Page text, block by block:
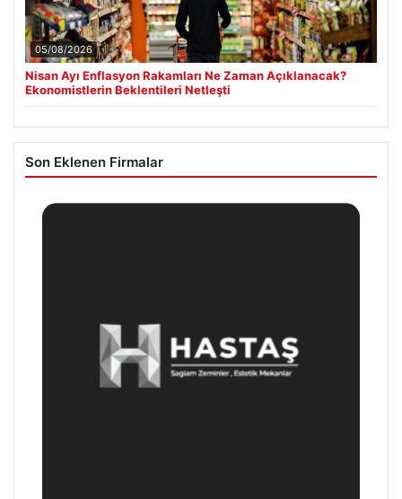
05/08/2026
Nisan Ayı Enflasyon Rakamları Ne Zaman Açıklanacak?
Ekonomistlerin Beklentileri Netleşti
Son Eklenen Firmalar